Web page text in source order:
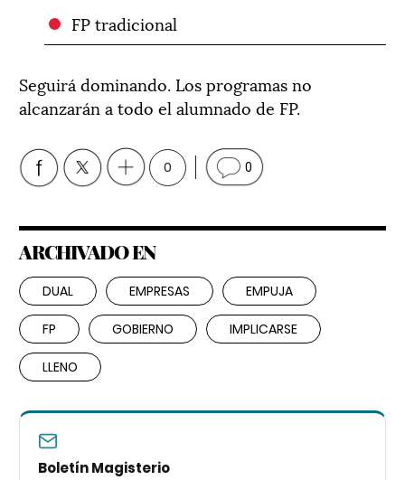
FP tradicional
Seguirá dominando. Los programas no
alcanzarán a todo el alumnado de FP.
0 0
ARCHIVADO EN
DUAL EMPRESAS EMPUJA
FP GOBIERNO IMPLICARSE
LLENO
Boletín Magisterio